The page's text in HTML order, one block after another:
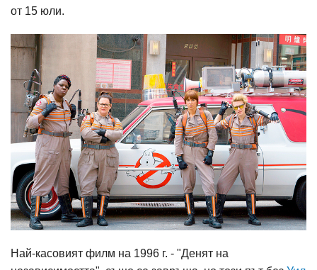
от 15 юли.
Най-касовият филм на 1996 г. - "Денят на